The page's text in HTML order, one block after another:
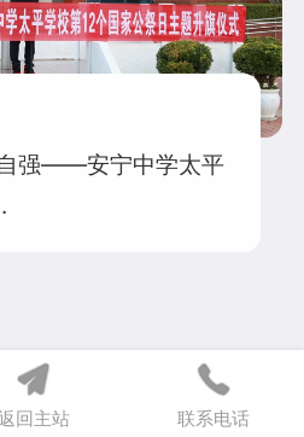
强——安宁中学太平
回主站 联系电话